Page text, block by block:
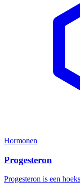
Hormonen
Progesteron
Progesteron is een